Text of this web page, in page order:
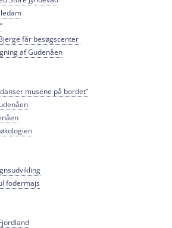
får besøgscenter
af Gudenåen
musene på bordet”
fodermajs